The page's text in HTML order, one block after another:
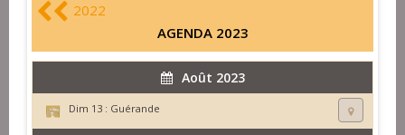
2022
AGENDA 2023
Août 2023
Dim 13 : Guérande